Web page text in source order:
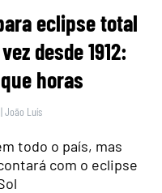
eclipse total
desde 1912:
horas
|João Luís
todo o país, mas
com o eclipse